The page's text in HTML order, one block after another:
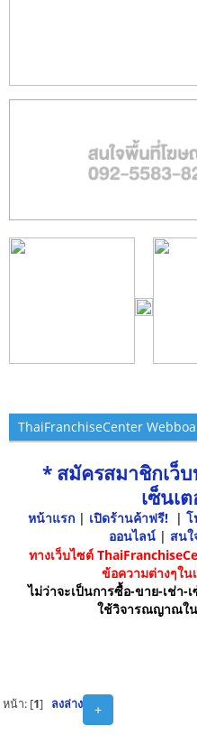
ThaiFranchiseCenter
* สมัครสมาชิกเว็
เซ็นเ
หน้าแรก | เปิดร้านค้าฟรี! | โ
ออนไลน์ | สน
ทางเว็บไซต์
ข้อความต่างๆใน
ไม่ว่าจะเป็นการซื้อ-ขาย-เช่า-
ใช้วิจารณญาณใน
+
หน้า: [1] ลงล่าง